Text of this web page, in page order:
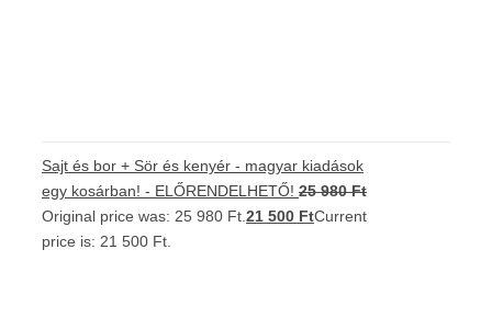
Sajt és bor + Sör és kenyér - magyar kiadások
egy kosárban! - ELŐRENDELHETŐ! 25 980Ft
Original price was: 25 980 Ft. 21 500 FtCurrent
price is: 21 500 Ft.